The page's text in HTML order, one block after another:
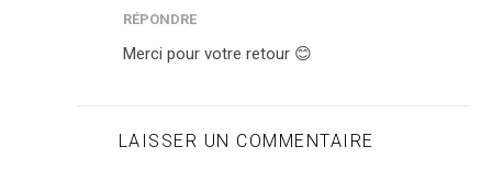
RÉPONDRE
Merci pour votre retour 😊
LAISSER UN COMMENTAIRE